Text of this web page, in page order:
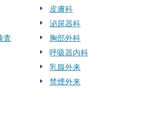
皮膚科
泌尿器科
査
胸部外科
呼吸器内科
乳腺外来
禁煙外来